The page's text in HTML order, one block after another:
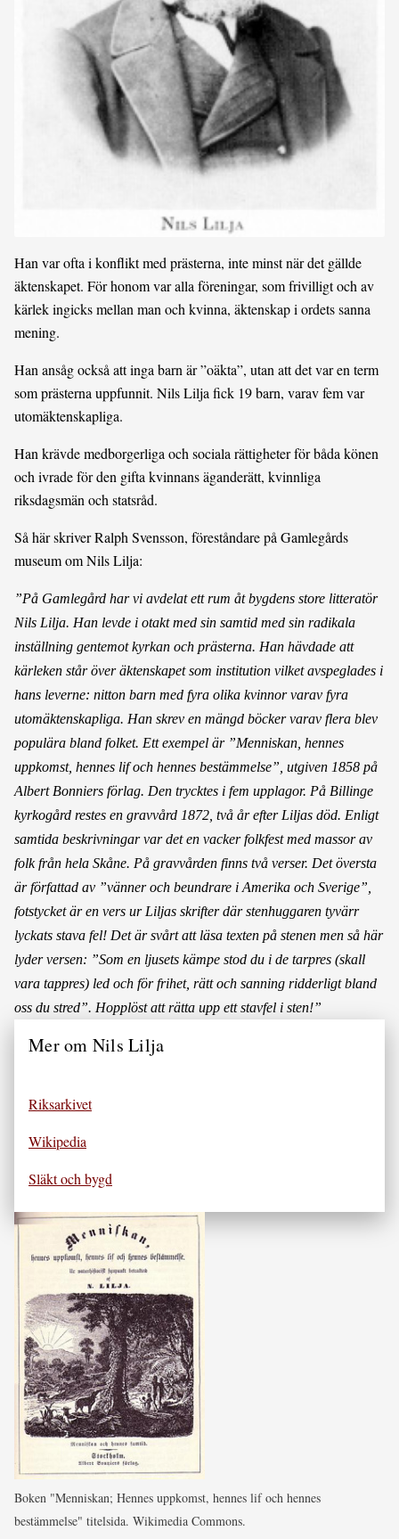
Han var ofta i konflikt med prästerna, inte minst när det gällde
äktenskapet. För honom var alla föreningar, som frivilligt och av
kärlek ingicks mellan man och kvinna, äktenskap i ordets sanna
mening.
Han ansåg också att inga barn är ”oäkta”, utan att det var en term
som prästerna uppfunnit. Nils Lilja fick 19 barn, varav fem var
utomäktenskapliga.
Han krävde medborgerliga och sociala rättigheter för båda könen
och ivrade för den gifta kvinnans äganderätt, kvinnliga
riksdagsmän och statsråd.
Så här skriver Ralph Svensson, föreståndare på Gamlegårds
museum om Nils Lilja:
”På Gamlegård har vi avdelat ett rum åt bygdens store litteratör
Nils Lilja. Han levde i otakt med sin samtid med sin radikala
inställning gentemot kyrkan och prästerna. Han hävdade att
kärleken står över äktenskapet som institution vilket avspeglades i
hans leverne: nitton barn med fyra olika kvinnor varav fyra
utomäktenskapliga. Han skrev en mängd böcker varav flera blev
populära bland folket. Ett exempel är ”Menniskan, hennes
uppkomst, hennes lif och hennes bestämmelse”, utgiven 1858 på
Albert Bonniers förlag. Den trycktes i fem upplagor. På Billinge
kyrkogård restes en gravvård 1872, två år efter Liljas död. Enligt
samtida beskrivningar var det en vacker folkfest med massor av
folk från hela Skåne. På gravvården finns två verser. Det översta
är författad av ”vänner och beundrare i Amerika och Sverige”,
fotstycket är en vers ur Liljas skrifter där stenhuggaren tyvärr
lyckats stava fel! Det är svårt att läsa texten på stenen men så här
lyder versen: ”Som en ljusets kämpe stod du i de tarpres (skall
vara tappres) led och för frihet, rätt och sanning ridderligt bland
oss du stred”. Hopplöst att rätta upp ett stavfel i sten!”
Mer om Nils Lilja
Riksarkivet
Wikipedia
Släkt och bygd
Boken "Menniskan; Hennes uppkomst, hennes lif och hennes
bestämmelse" titelsida. Wikimedia Commons.